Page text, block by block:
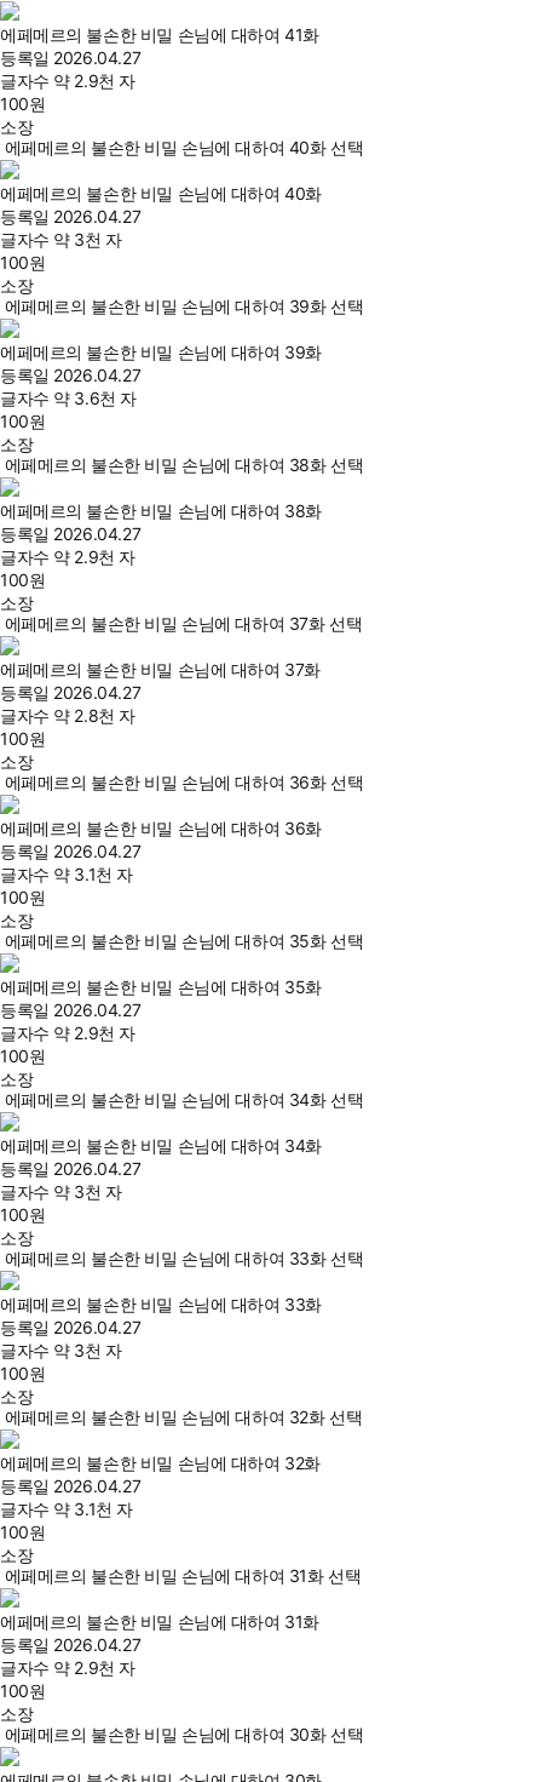
에페메르의 불손한 비밀 손님에 대하여 41화
등록일 2026.04.27
글자수 약 2.9천 자
100원
소장
에페메르의 불손한 비밀 손님에 대하여 40화 선택
에페메르의 불손한 비밀 손님에 대하여 40화
등록일 2026.04.27
글자수 약 3천 자
100원
소장
에페메르의 불손한 비밀 손님에 대하여 39화 선택
에페메르의 불손한 비밀 손님에 대하여 39화
등록일 2026.04.27
글자수 약 3.6천 자
100원
소장
에페메르의 불손한 비밀 손님에 대하여 38화 선택
에페메르의 불손한 비밀 손님에 대하여 38화
등록일 2026.04.27
글자수 약 2.9천 자
100원
소장
에페메르의 불손한 비밀 손님에 대하여 37화 선택
에페메르의 불손한 비밀 손님에 대하여 37화
등록일 2026.04.27
글자수 약 2.8천 자
100원
소장
에페메르의 불손한 비밀 손님에 대하여 36화 선택
에페메르의 불손한 비밀 손님에 대하여 36화
등록일 2026.04.27
글자수 약 3.1천 자
100원
소장
에페메르의 불손한 비밀 손님에 대하여 35화 선택
에페메르의 불손한 비밀 손님에 대하여 35화
등록일 2026.04.27
글자수 약 2.9천 자
100원
소장
에페메르의 불손한 비밀 손님에 대하여 34화 선택
에페메르의 불손한 비밀 손님에 대하여 34화
등록일 2026.04.27
글자수 약 3천 자
100원
소장
에페메르의 불손한 비밀 손님에 대하여 33화 선택
에페메르의 불손한 비밀 손님에 대하여 33화
등록일 2026.04.27
글자수 약 3천 자
100원
소장
에페메르의 불손한 비밀 손님에 대하여 32화 선택
에페메르의 불손한 비밀 손님에 대하여 32화
등록일 2026.04.27
글자수 약 3.1천 자
100원
소장
에페메르의 불손한 비밀 손님에 대하여 31화 선택
에페메르의 불손한 비밀 손님에 대하여 31화
등록일 2026.04.27
글자수 약 2.9천 자
100원
소장
에페메르의 불손한 비밀 손님에 대하여 30화 선택